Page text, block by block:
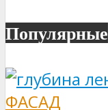
Популярные
ФАСАД